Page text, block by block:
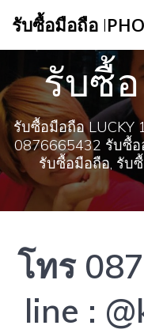
รับซื้อมือถือ I
รับซื้
รับซื้อมือถือ LUCKY
0876665432 รับซื้
รับซื้อมือถือ, รับ
โทร
line :